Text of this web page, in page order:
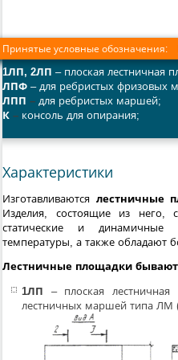
Принятые условные обозначения:
1ЛП, 2ЛП – плоская лестничная
ЛПФ – для ребристых фризовых
ЛПП – для ребристых маршей;
К – консоль для опирания;
Характеристики
Изготавливаются лестничные
Изделия, состоящие из него,
статические и
температуры, а также обладают
Лестничные площадки
1ЛП – плоская лестничная
лестничных маршей типа ЛМ